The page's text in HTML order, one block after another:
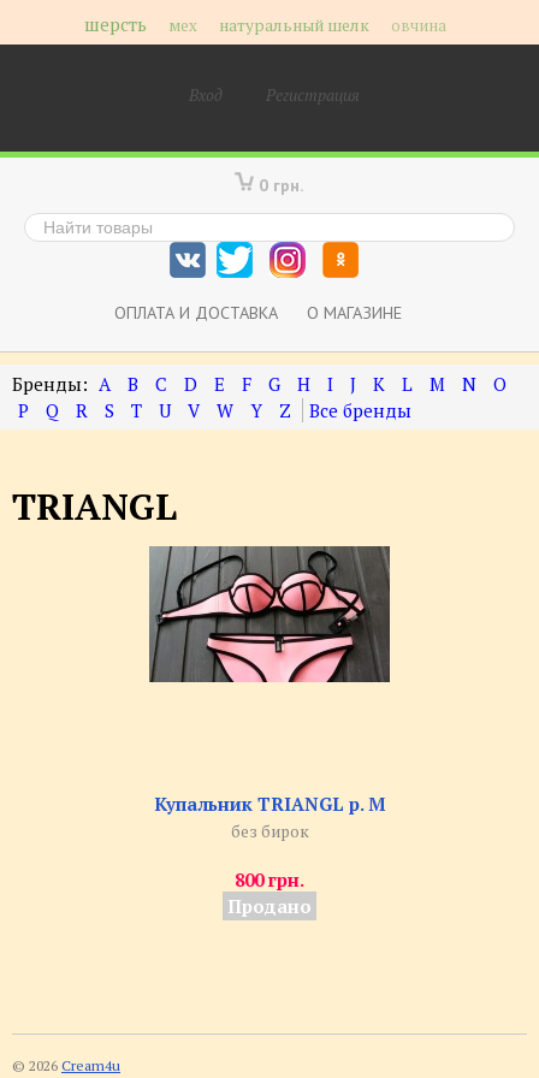
шерсть мех натуральный шелк овчина
Вход Регистрация
0 грн.
ОПЛАТА И ДОСТАВКА О МАГАЗИНЕ
A B C D E F G H I J K L M N
O
P
Q R S T U V W Y Z
TRIANGL
Купальник TRIANGL р. M
без бирок
800 грн.
Продано
© 2026 Cream4u